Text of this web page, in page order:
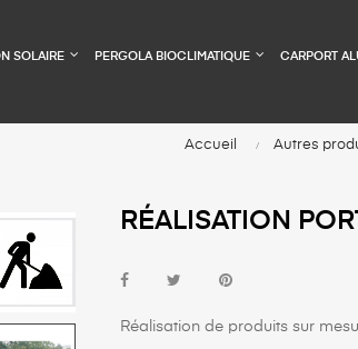
SOLAIRE PERGOLA BIOCLIMATIQUE CARPORT
Accueil Autres
RÉALISATION
Réalisation de produits sur